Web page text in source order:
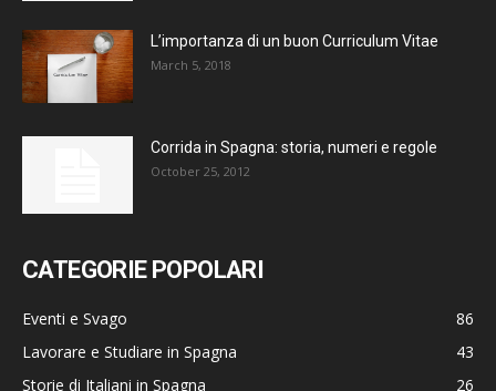
L’importanza di un buon Curriculum Vitae
March 5, 2018
Corrida in Spagna: storia, numeri e regole
October 25, 2012
CATEGORIE POPOLARI
Eventi e Svago
86
Lavorare e Studiare in Spagna
43
Storie di Italiani in Spagna
26